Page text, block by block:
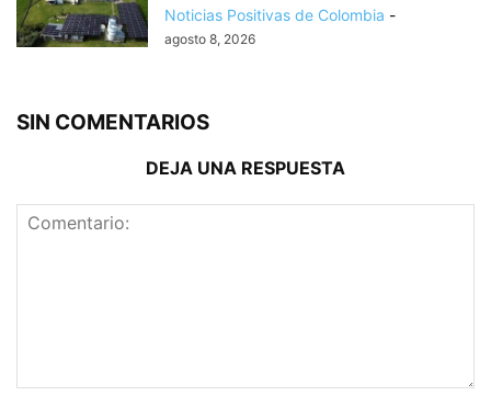
Noticias Positivas de Colombia -
agosto 8, 2026
SIN COMENTARIOS
DEJA UNA RESPUESTA